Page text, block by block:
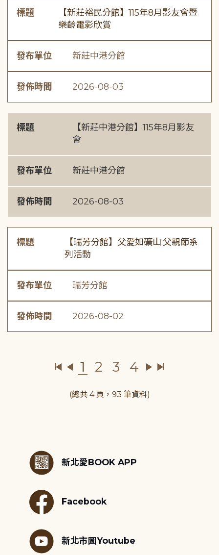
標題
【新莊裕民分館】115年8月影友會暨
樂齡電影欣賞
發布單位 新莊中港分館
發佈時間 2026-08-03
標題
【新莊中港分館】115年8月影友
會
發布單位 新莊中港分館
發佈時間 2026-08-03
標題
【瑞芳分館】父愛如礦山:父親節系
列活動
發布單位 瑞芳分館
發佈時間 2026-08-02
1 2 3 4
(總共 4 頁，93 筆資料)
新北愛BOOK APP
Facebook
新北市圖Youtube